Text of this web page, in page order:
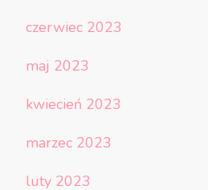
czerwiec 2023
maj 2023
kwiecień 2023
marzec 2023
luty 2023